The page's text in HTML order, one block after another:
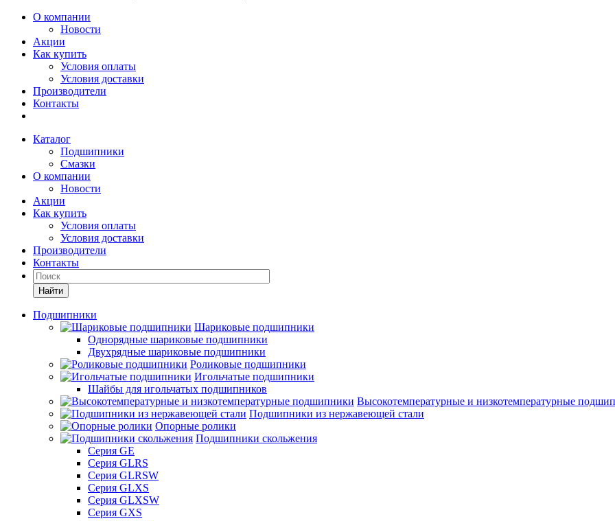
О компании
Новости
Акции
Как купить
Условия оплаты
Условия доставки
Производители
Контакты
Каталог
Подшипники
Смазки
О компании
Новости
Акции
Как купить
Условия оплаты
Условия доставки
Производители
Контакты
Найти
Подшипники
Шариковые подшипники
Однорядные шариковые подшипники
Двухрядные шариковые подшипники
Роликовые подшипники
Игольчатые подшипники
Шайбы для игольчатых подшипников
Высокотемпературные и низкотемпературные
Подшипники из нержавеющей стали
Опорные ролики
Подшипники скольжения
Серия GE
Серия GLRS
Серия GLRSW
Серия GLXS
Серия GLXSW
Серия GXS